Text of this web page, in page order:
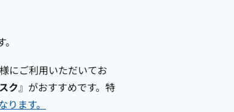
にご利用いただいてお
ク』がおすすめです。特
ます。